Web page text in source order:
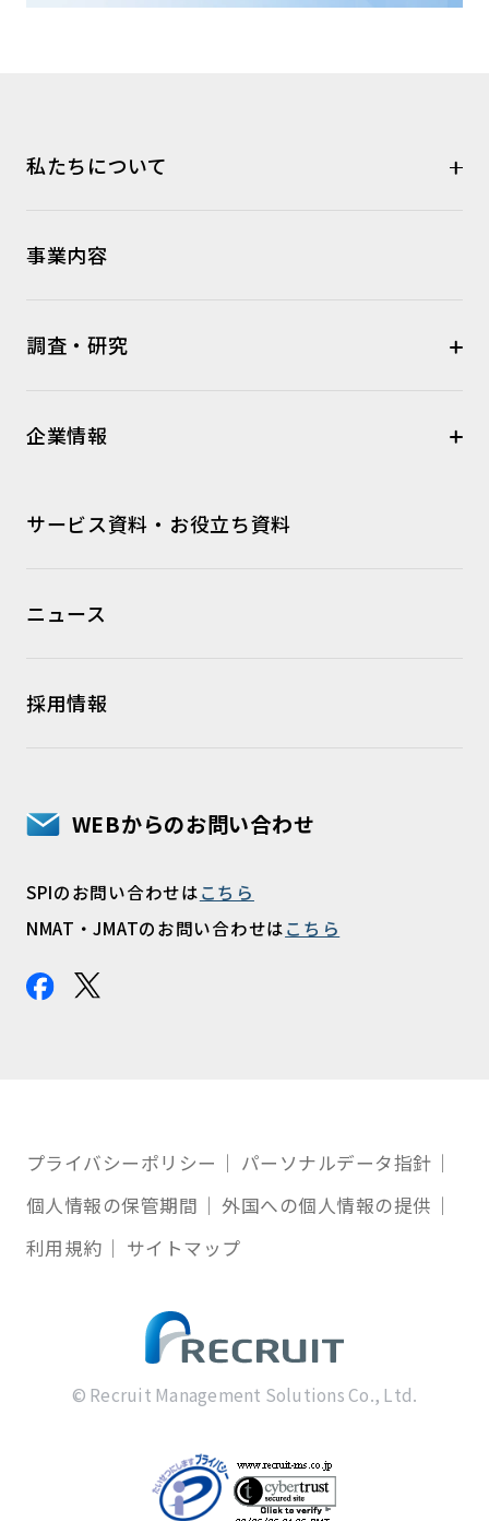
私たちについて
事業内容
調査・研究
企業情報
サービス資料・お役立ち資料
ニュース
採用情報
WEBからのお問い合わせ
SPIのお問い合わせはこちら
NMAT・JMATのお問い合わせはこちら
プライバシーポリシー
パーソナルデータ指針
個人情報の保管期間
外国への個人情報の提供
利用規約
サイトマップ
© Recruit Management Solutions Co., Ltd.